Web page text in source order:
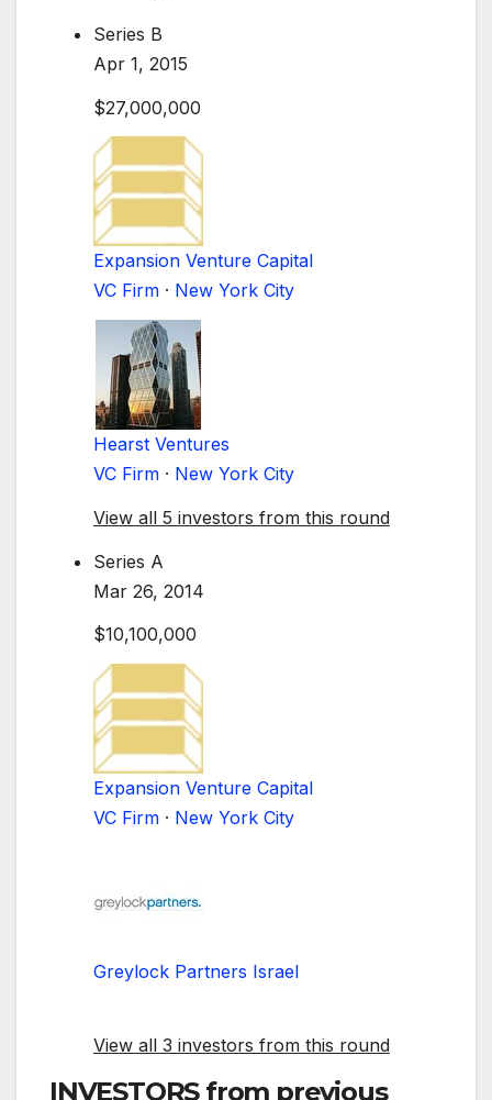
Series B
Apr 1, 2015
$27,000,000
Expansion Venture Capital
VC Firm · New York City
Hearst Ventures
VC Firm · New York City
View all 5 investors from this round
Series A
Mar 26, 2014
$10,100,000
Expansion Venture Capital
VC Firm · New York City
Greylock Partners Israel
View all 3 investors from this round
INVESTORS from previous